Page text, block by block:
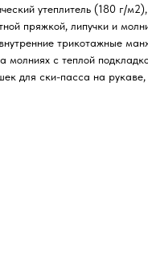
утеплитель (180 г/
пряжкой, липучки и
трикотажные
с теплой
для ски-пасса на рукаве,